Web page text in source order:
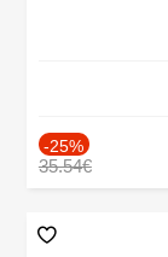
-25%
35.54€